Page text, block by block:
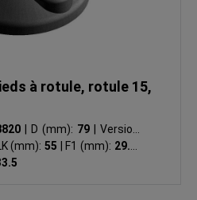
à rotule, rotule 15,
D (mm): 79
Version:
LK (mm): 55 F1 (mm): 29.5